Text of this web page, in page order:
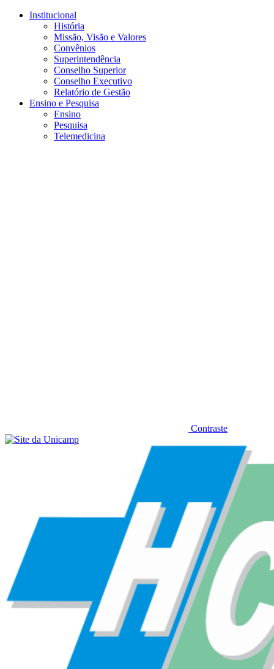
Conteúdo principal
Institucional
História
Missão, Visão e Valores
Convênios
Superintendência
Conselho Superior
Conselho Executivo
Relatório de Gestão
Ensino e Pesquisa
Ensino
Pesquisa
Telemedicina
Contraste